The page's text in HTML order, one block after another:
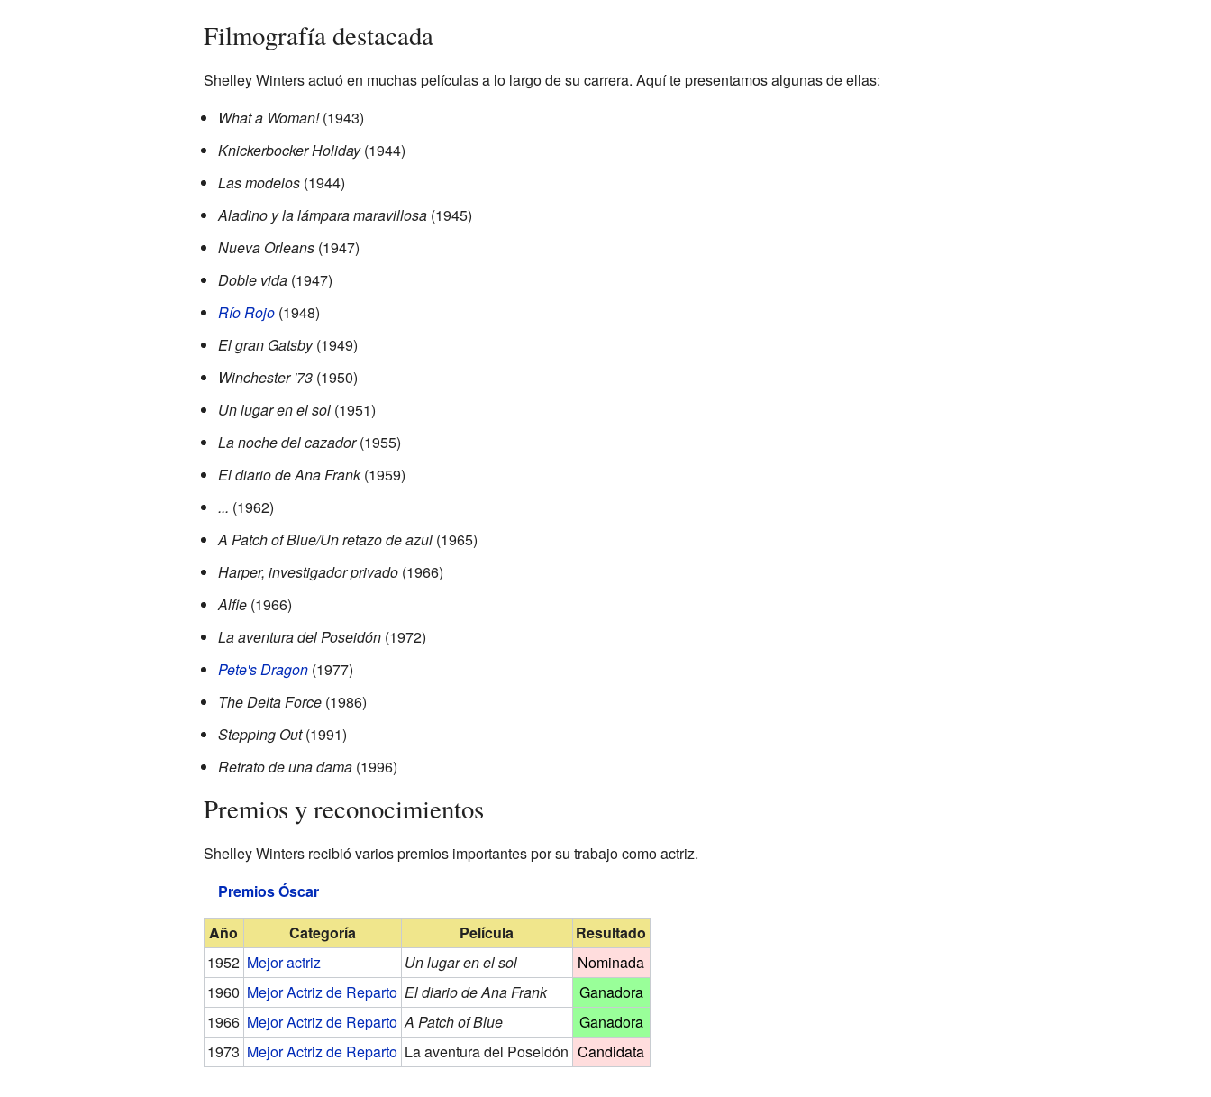
Filmografía destacada
Shelley Winters actuó en muchas películas a lo largo de su carrera. Aquí te presentamos algunas de ellas:
What a Woman!(1943)
Knickerbocker Holiday(1944)
Las modelos(1944)
Aladino y la lámpara maravillosa(1945)
Nueva Orleans(1947)
Doble vida(1947)
Río Rojo(1948)
El gran Gatsby(1949)
Winchester '73(1950)
Un lugar en el sol(1951)
La noche del cazador(1955)
El diario de Ana Frank(1959)
... (1962)
A Patch of Blue/Un retazo de azul(1965)
Harper, investigador privado(1966)
Alfie(1966)
La aventura del Poseidón(1972)
Pete's Dragon(1977)
The Delta Force(1986)
Stepping Out(1991)
Retrato de una dama(1996)
Premios y reconocimientos
Shelley Winters recibió varios premios importantes por su trabajo como actriz.
Premios Óscar
Año
Categoría Película
Resultado
1952 Mejor actriz Un lugar en el sol
Nominada
1960 Mejor Actriz de Reparto El diario de Ana Frank
Ganadora
1966 Mejor Actriz de Reparto A Patch of Blue
Ganadora
1973 Mejor Actriz de Reparto La aventura del Poseidón Candidata